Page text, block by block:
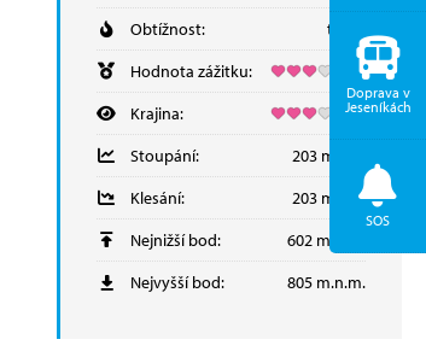
Obtížnost:
těžká
Hodnota zážitku:
Krajina:
Stoupání:
203 metrů
Klesání:
203 metrů
Nejnižší bod:
602 m.n.m.
Nejvyšší bod:
805 m.n.m.
Doprava v
Jeseníkách
SOS